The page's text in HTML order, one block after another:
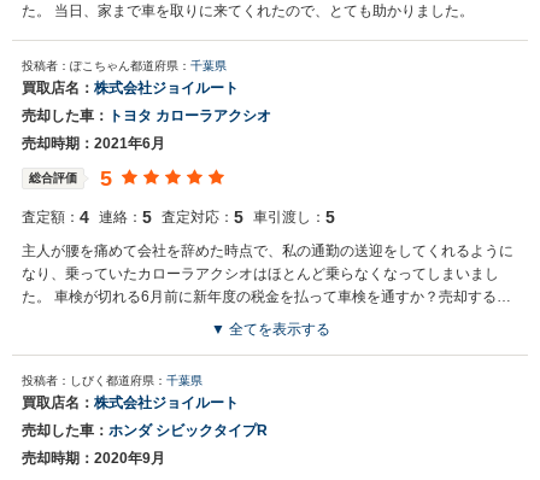
た。 当日、家まで車を取りに来てくれたので、とても助かりました。
投稿者：ぽこちゃん都道府県： 千葉県
買取店名： 株式会社ジョイルート
売却した車：
トヨタ カローラアクシオ
売却時期：2021年6月
総合評価 5
査定額： 4 連絡： 5 査定対応： 5 車引渡し： 5
主人が腰を痛めて会社を辞めた時点で、私の通勤の送迎をしてくれるように
なり、乗っていたカローラアクシオはほとんど乗らなくなってしまいまし
た。 車検が切れる6月前に新年度の税金を払って車検を通すか？売却するか
迷っていたところインターネットで知ったジョイルートを見て連絡したとこ
▼ 全てを表示する
投稿者：しびく 都道府県： 千葉県
買取店名： 株式会社ジョイルート
売却した車： ホンダ シビックタイプR
売却時期：2020年9月